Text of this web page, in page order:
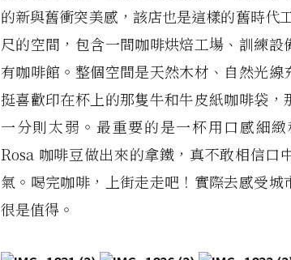
的新與舊衝突美感，該店也是這樣的舊時代
尺的空間，包含一間咖啡烘焙工場、訓練
有咖啡館。整個空間是天然木材、自然光
挺喜歡印在杯上的那隻牛和牛皮紙咖啡袋
一分則太弱。最重要的是一杯用口感細
Rosa 咖啡豆做出來的拿鐵，真不敢相信口
氣。喝完咖啡，上街走走吧！實際去感受城
很是值得。